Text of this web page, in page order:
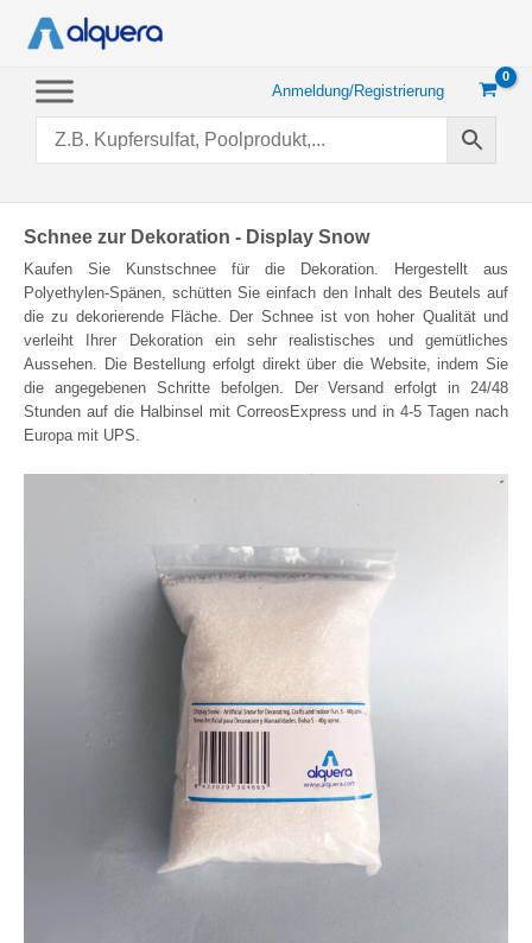
Inhalt
Anmeldung/Registrierung
Schnee zur Dekoration - Display Snow
Kaufen Sie Kunstschnee für die Dekoration. Hergestellt aus
Polyethylen-Spänen, schütten Sie einfach den Inhalt des Beutels auf
die zu dekorierende Fläche. Der Schnee ist von hoher Qualität und
verleiht Ihrer Dekoration ein sehr realistisches und gemütliches
Aussehen. Die Bestellung erfolgt direkt über die Website, indem Sie
die angegebenen Schritte befolgen. Der Versand erfolgt in 24/48
Stunden auf die Halbinsel mit CorreosExpress und in 4-5 Tagen nach
Europa mit UPS.